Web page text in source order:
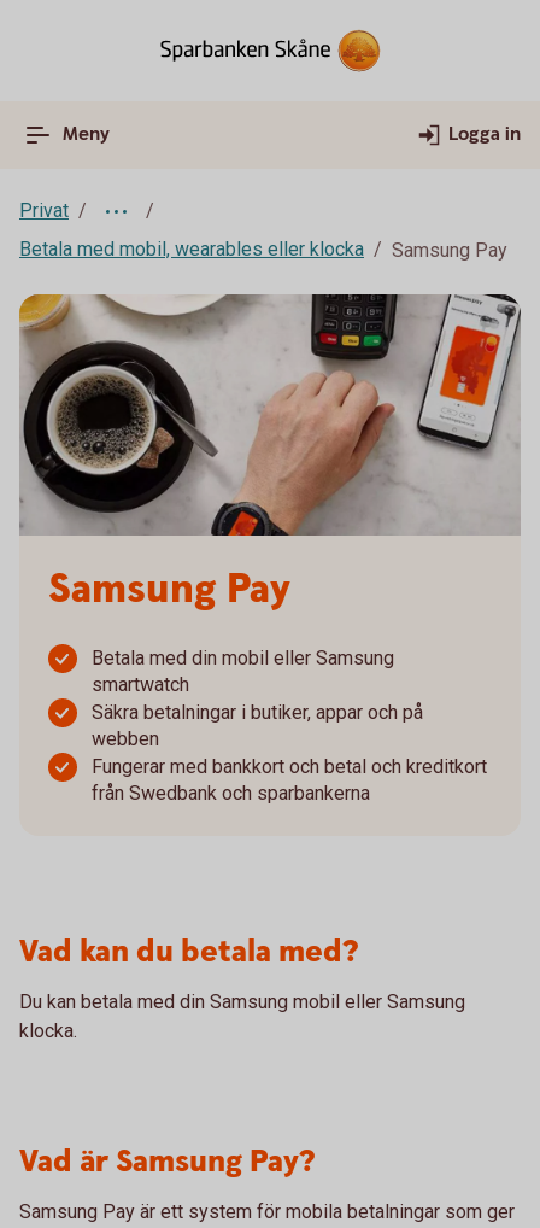
Meny Logga in
Privat
Betala med mobil, wearables eller klocka
Samsung Pay
Samsung Pay
Betala med din mobil eller Samsung
smartwatch
Säkra betalningar i butiker, appar och på
webben
Fungerar med bankkort och betal och kreditkort
från Swedbank och sparbankerna
Vad kan du betala med?
Du kan betala med din Samsung mobil eller Samsung
klocka.
Vad är Samsung Pay?
Samsung Pay är ett system för mobila betalningar som ger